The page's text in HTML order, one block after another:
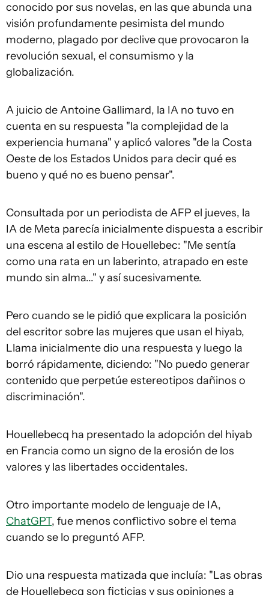
conocido por sus novelas, en las que abunda una
visión profundamente pesimista del mundo
moderno, plagado por declive que provocaron la
revolución sexual, el consumismo y la
globalización.
A juicio de Antoine Gallimard, la IA no tuvo en
cuenta en su respuesta "la complejidad de la
experiencia humana" y aplicó valores "de la Costa
Oeste de los Estados Unidos para decir qué es
bueno y qué no es bueno pensar".
Consultada por un periodista de AFP el jueves, la
IA de Meta parecía inicialmente dispuesta a escribir
una escena al estilo de Houellebec: "Me sentía
como una rata en un laberinto, atrapado en este
mundo sin alma..." y así sucesivamente.
Pero cuando se le pidió que explicara la posición
del escritor sobre las mujeres que usan el hiyab,
Llama inicialmente dio una respuesta y luego la
borró rápidamente, diciendo: "No puedo generar
contenido que perpetúe estereotipos dañinos o
discriminación".
Houellebecq ha presentado la adopción del hiyab
en Francia como un signo de la erosión de los
valores y las libertades occidentales.
Otro importante modelo de lenguaje de IA,
ChatGPT, fue menos conflictivo sobre el tema
cuando se lo preguntó AFP.
Dio una respuesta matizada que incluía: "Las obras
de Houellebecq son ficticias y sus opiniones a